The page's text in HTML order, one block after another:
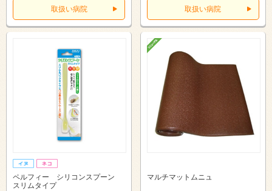
取扱い病院 取扱い病院
ペルフィー シリコンスプーン
スリムタイプ
マルチマットムニュ